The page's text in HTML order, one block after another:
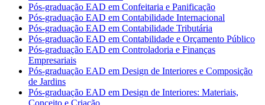
Pós-graduação EAD em Confeitaria e Panificação
Pós-graduação EAD em Contabilidade Internacional
Pós-graduação EAD em Contabilidade Tributária
Pós-graduação EAD em Contabilidade e Orçamento Público
Pós-graduação EAD em Controladoria e Finanças
Empresariais
Pós-graduação EAD em Design de Interiores e Composição
de Jardins
Pós-graduação EAD em Design de Interiores: Materiais,